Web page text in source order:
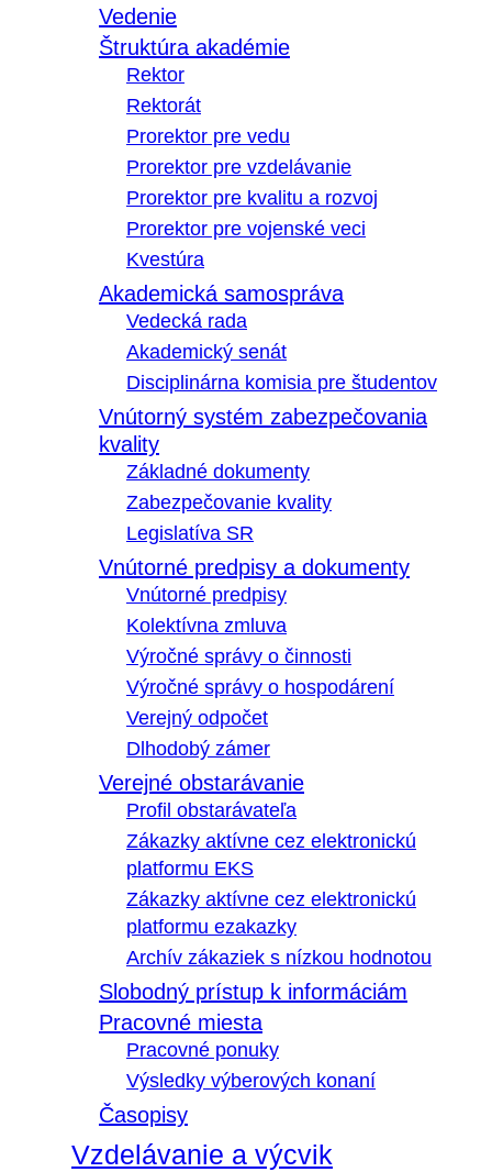
Vedenie
Štruktúra akadémie
Rektor
Rektorát
Prorektor pre vedu
Prorektor pre vzdelávanie
Prorektor pre kvalitu a rozvoj
Prorektor pre vojenské veci
Kvestúra
Akademická samospráva
Vedecká rada
Akademický senát
Disciplinárna komisia pre študentov
Vnútorný systém zabezpečovania
kvality
Základné dokumenty
Zabezpečovanie kvality
Legislatíva SR
Vnútorné predpisy a dokumenty
Vnútorné predpisy
Kolektívna zmluva
Výročné správy o činnosti
Výročné správy o hospodárení
Verejný odpočet
Dlhodobý zámer
Verejné obstarávanie
Profil obstarávateľa
Zákazky aktívne cez elektronickú
platformu EKS
Zákazky aktívne cez elektronickú
platformu ezakazky
Archív zákaziek s nízkou hodnotou
Slobodný prístup k informáciám
Pracovné miesta
Pracovné ponuky
Výsledky výberových konaní
Časopisy
Vzdelávanie a výcvik